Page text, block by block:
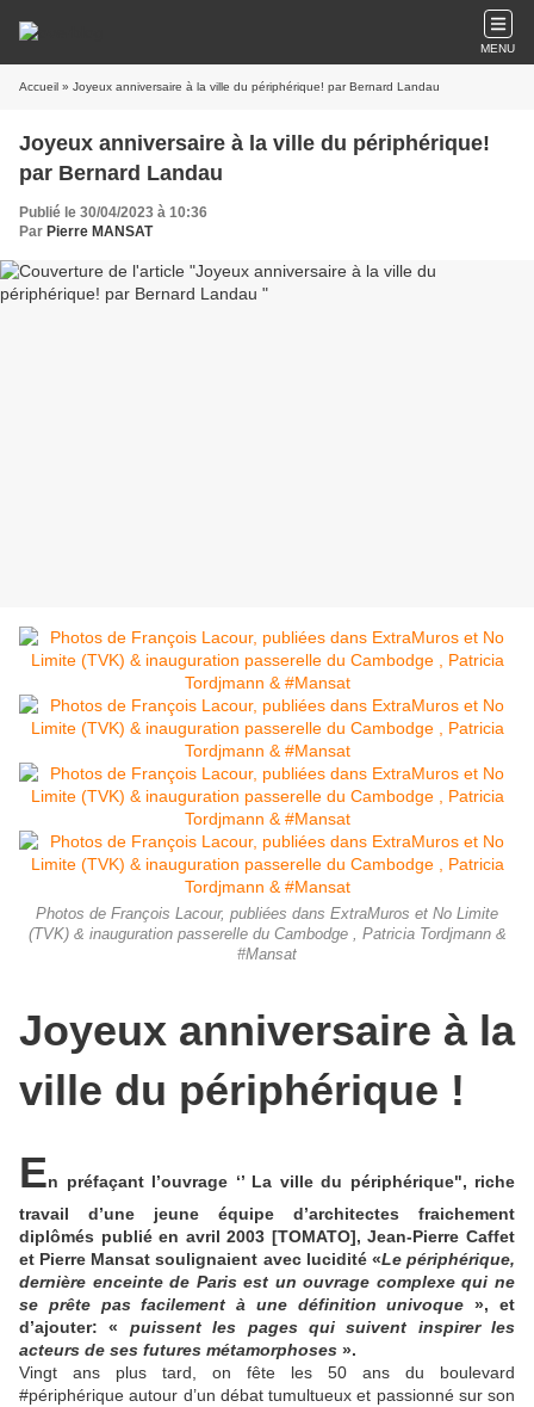
MENU
Accueil » Joyeux anniversaire à la ville du périphérique! par Bernard Landau
Joyeux anniversaire à la ville du périphérique!
par Bernard Landau
Publié le 30/04/2023 à 10:36
Par Pierre MANSAT
Photos de François Lacour, publiées dans ExtraMuros et No Limite
(TVK) & inauguration passerelle du Cambodge , Patricia Tordjmann &
#Mansat
Joyeux anniversaire à la
ville du périphérique !
En préfaçant l’ouvrage ‘’ La ville du périphérique", riche
travail d’une jeune équipe d’architectes fraichement
diplômés publié en avril 2003 [TOMATO], Jean-Pierre Caffet
et Pierre Mansat soulignaient avec lucidité «Le périphérique,
dernière enceinte de Paris est un ouvrage complexe qui ne
se prête pas facilement à une définition univoque », et
d’ajouter: « puissent les pages qui suivent inspirer les
acteurs de ses futures métamorphoses ».
Vingt ans plus tard, on fête les 50 ans du boulevard
#périphérique autour d’un débat tumultueux et passionné sur son